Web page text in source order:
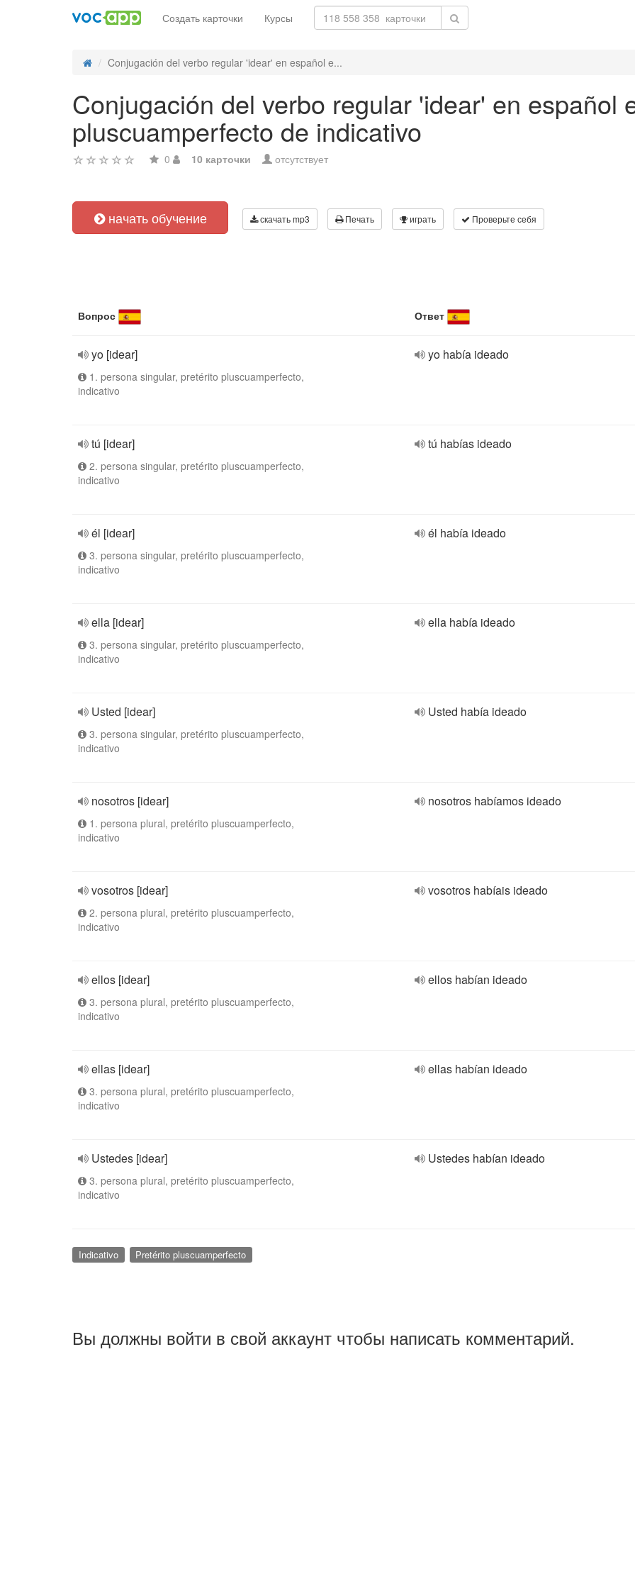
Создать карточки Курсы
Conjugación del verbo regular 'idear' en español e...
Conjugación del verbo regular 'idear' en español
pluscuamperfecto de indicativo
0 10 карточки отсутствует
начать обучение скачать mp3 Печать играть Проверьте себя
Вопрос Ответ
yo [idear]
1. persona singular, pretérito pluscuamperfecto,
indicativo
yo había ideado
tú [idear]
2. persona singular, pretérito pluscuamperfecto,
indicativo
tú habías ideado
él [idear]
3. persona singular, pretérito pluscuamperfecto,
indicativo
él había ideado
ella [idear]
3. persona singular, pretérito pluscuamperfecto,
indicativo
ella había ideado
Usted [idear]
3. persona singular, pretérito pluscuamperfecto,
indicativo
Usted había ideado
nosotros [idear]
1. persona plural, pretérito pluscuamperfecto,
indicativo
nosotros habíamos ideado
vosotros [idear]
2. persona plural, pretérito pluscuamperfecto,
indicativo
vosotros habíais ideado
ellos [idear]
3. persona plural, pretérito pluscuamperfecto,
indicativo
ellos habían ideado
ellas [idear]
3. persona plural, pretérito pluscuamperfecto,
indicativo
ellas habían ideado
Ustedes [idear]
3. persona plural, pretérito pluscuamperfecto,
indicativo
Ustedes habían ideado
Indicativo Pretérito pluscuamperfecto
Вы должны войти в свой аккаунт чтобы написать комментарий.